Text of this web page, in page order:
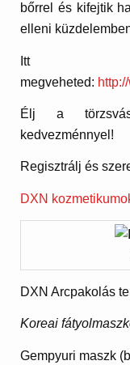
bőrrel és kifejtik
elleni
Itt
megveheted:
Élj a
kedvezménnyel!
Regisztrálj és
DXN
DXN Arcpakolás
Koreai
Gempyuri maszk